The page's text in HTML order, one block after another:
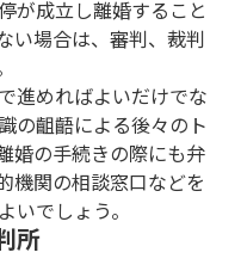
が成立し離婚すること
い場合は、審判、裁判
進めればよいだけでな
の齟齬による後々のト
婚の手続きの際にも弁
機関の相談窓口などを
いでしょう。
所